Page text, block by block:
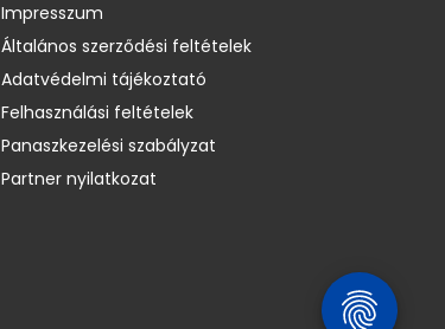
Impresszum
Általános szerződési feltételek
Adatvédelmi tájékoztató
Felhasználási feltételek
Panaszkezelési szabályzat
Partner nyilatkozat